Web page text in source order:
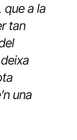
que a la
tan
una